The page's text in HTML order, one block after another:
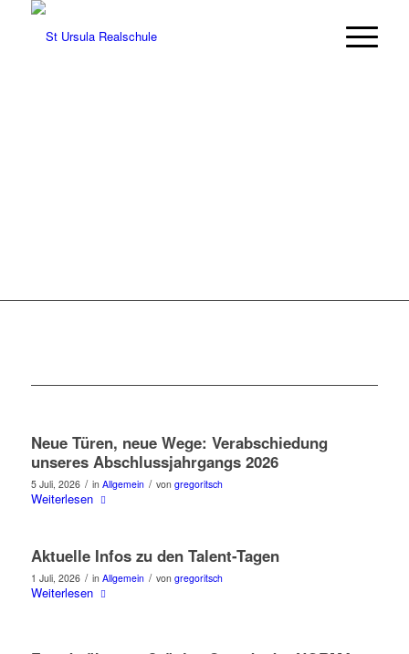
Neue Türen, neue Wege: Verabschiedung
unseres Abschlussjahrgangs 2026
5 Juli, 2026 / in Allgemein / von gregoritsch
Weiterlesen
Aktuelle Infos zu den Talent-Tagen
1 Juli, 2026 / in Allgemein / von gregoritsch
Weiterlesen